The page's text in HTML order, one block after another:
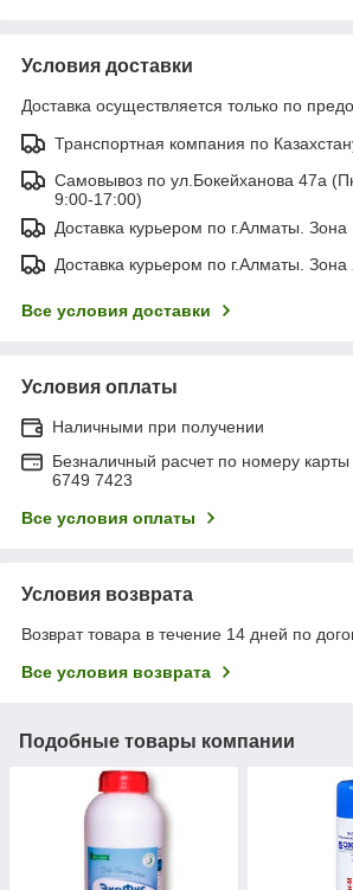
Условия доставки
Доставка осуществляется только по
Транспортная компания по
Самовывоз по ул.Бокейханова 47а
9:00-17:00)
Доставка курьером по г.Алматы. Зона
Доставка курьером по г.Алматы. Зона
Все условия доставки
Условия оплаты
Наличными при получении
Безналичный расчет по номеру
6749 7423
Все условия оплаты
Условия возврата
Возврат товара в течение 14 дней по
Все условия возврата
Подобные товары компании